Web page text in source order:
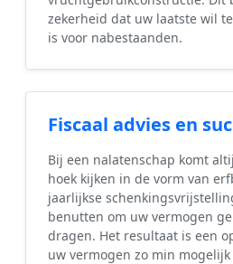
zekerheid dat uw laatste wil
is voor nabestaanden.
Fiscaal advies en
Bij een nalatenschap komt
hoek kijken in de vorm van
jaarlijkse
benutten om uw vermogen
dragen. Het resultaat is een
uw vermogen zo min